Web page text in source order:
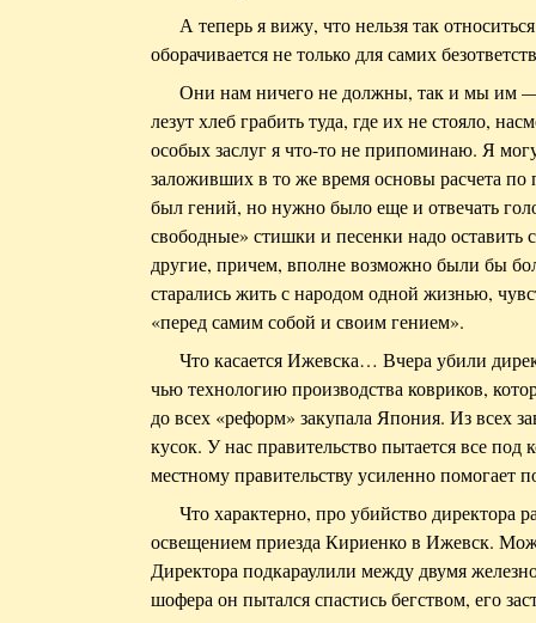
А теперь я вижу, что нельзя так
оборачивается не только для самих
Они нам ничего не должны, так и мы им
лезут хлеб грабить туда, где их не стояло,
особых заслуг я что-то не припоминаю. Я
заложивших в то же время основы расчета
был гений, но нужно было еще и отвечать
свободные» стишки и песенки надо
другие, причем, вполне возможно были бы
старались жить с народом одной жизнью,
«перед самим собой и своим гением».
Что касается Ижевска… Вчера убили
чью технологию производства ковриков,
до всех «реформ» закупала Япония. Из всех
кусок. У нас правительство пытается все
местному правительству усиленно помогает
Что характерно, про убийство директора
освещением приезда Кириенко в Ижевск.
Директора подкараулили между двумя
шофера он пытался спастись бегством, его